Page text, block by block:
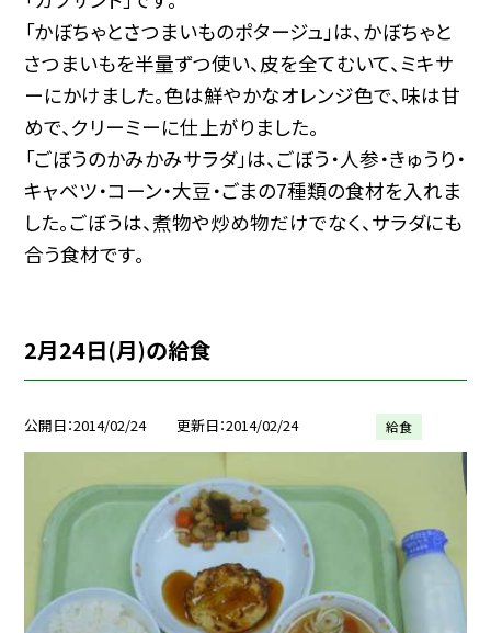
「かぼちゃとさつまいものポタージュ」は、かぼちゃと
さつまいもを半量ずつ使い、皮を全てむいて、ミキサ
ーにかけました。色は鮮やかなオレンジ色で、味は甘
めで、クリーミーに仕上がりました。
「ごぼうのかみかみサラダ」は、ごぼう・人参・きゅうり・
キャベツ・コーン・大豆・ごまの7種類の食材を入れま
した。ごぼうは、煮物や炒め物だけでなく、サラダにも
合う食材です。
2月24日(月)の給食
公開日 2014/02/24 更新日 2014/02/24 給食